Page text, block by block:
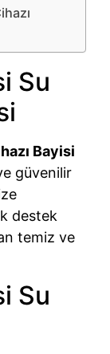
Su
Bayisi
güvenilir
destek
temiz ve
Su